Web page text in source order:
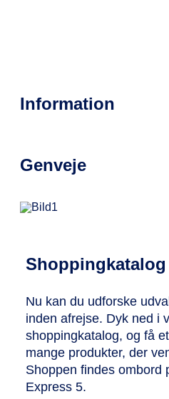
Information
Genveje
Shoppingkatalog
Nu kan du udforske
inden afrejse. Dyk ned i
shoppingkatalog, og få
mange produkter, der
Shoppen findes ombord
Express 5.